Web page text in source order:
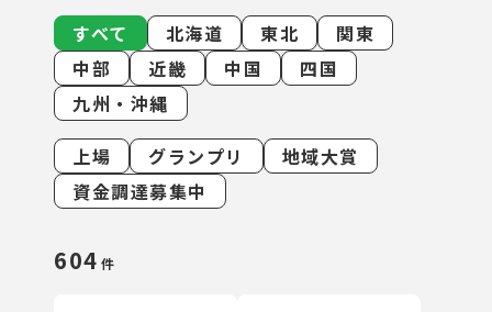
すべて 北海道 東北
関東
中部
近畿 中国
四国
九州・沖縄
上場
グランプリ
地域大賞
資金調達募集中
604 件